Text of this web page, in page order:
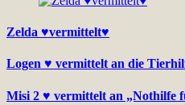
Zelda ♥vermittelt♥
Logen ♥ vermittelt an die
Misi 2 ♥ vermittelt an „Nothilfe